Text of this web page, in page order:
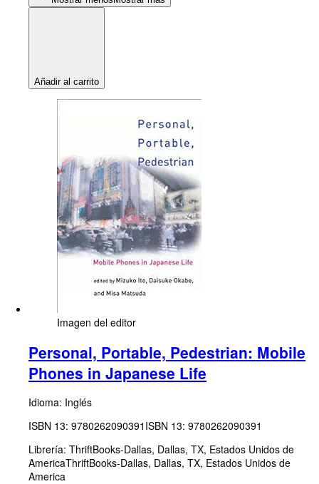
Añadir al carrito
Imagen del editor
Personal, Portable, Pedestrian: Mobile
Phones in Japanese Life
Idioma: Inglés
ISBN 13: 9780262090391 ISBN 13: 9780262090391
Librería: ThriftBooks-Dallas, Dallas, TX, Estados Unidos de
AmericaThriftBooks-Dallas, Dallas, TX, Estados Unidos de
America